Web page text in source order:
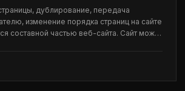
дублирование, передача
изменение порядка страниц на сайте
составной частью веб-сайта. Сайт может
лэндинг пейдж,…